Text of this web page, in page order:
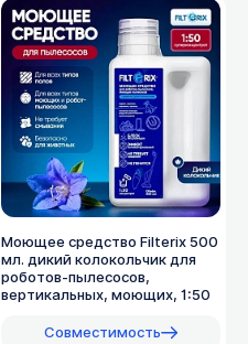
Моющее средство Filterix 500
мл. дикий колокольчик для
роботов-пылесосов,
вертикальных, моющих, 1:50
Совместимость